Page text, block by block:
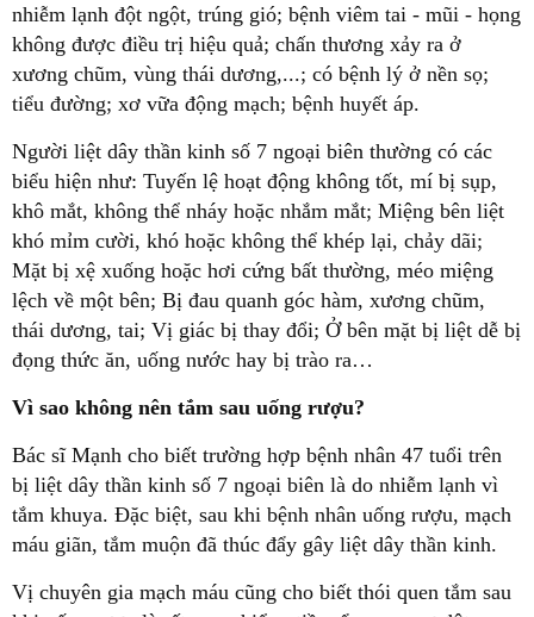
nhiễm lạnh đột ngột, trúng gió; bệnh viêm tai - mũi - họng
không được điều trị hiệu quả; chấn thương xảy ra ở
xương chũm, vùng thái dương,...; có bệnh lý ở nền sọ;
tiểu đường; xơ vữa động mạch; bệnh huyết áp.
Người liệt dây thần kinh số 7 ngoại biên thường có các
biểu hiện như: Tuyến lệ hoạt động không tốt, mí bị sụp,
khô mắt, không thể nháy hoặc nhắm mắt; Miệng bên liệt
khó mỉm cười, khó hoặc không thể khép lại, chảy dãi;
Mặt bị xệ xuống hoặc hơi cứng bất thường, méo miệng
lệch về một bên; Bị đau quanh góc hàm, xương chũm,
thái dương, tai; Vị giác bị thay đổi; Ở bên mặt bị liệt dễ bị
đọng thức ăn, uống nước hay bị trào ra…
Vì sao không nên tắm sau uống rượu?
Bác sĩ Mạnh cho biết trường hợp bệnh nhân 47 tuổi trên
bị liệt dây thần kinh số 7 ngoại biên là do nhiễm lạnh vì
tắm khuya. Đặc biệt, sau khi bệnh nhân uống rượu, mạch
máu giãn, tắm muộn đã thúc đẩy gây liệt dây thần kinh.
Vị chuyên gia mạch máu cũng cho biết thói quen tắm sau